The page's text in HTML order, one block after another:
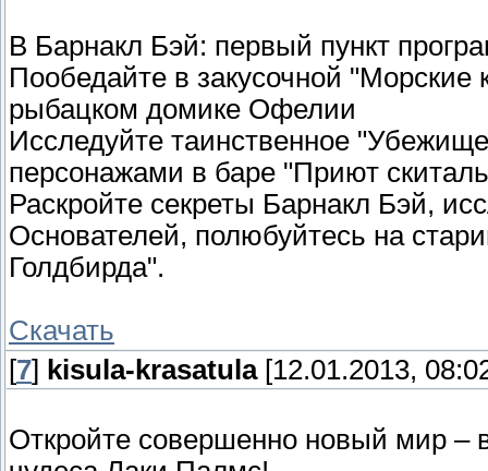
В Барнакл Бэй: первый пункт
Пообедайте в закусочной "Морские
рыбацком домике Офелии
Исследуйте таинственное
персонажами в баре "Приют
Раскройте секреты Барнакл Бэй,
Основателей, полюбуйтесь на
Голдбирда".
Скачать
[7] kisula-krasatula[12.01.2013,
Откройте совершенно новый мир –